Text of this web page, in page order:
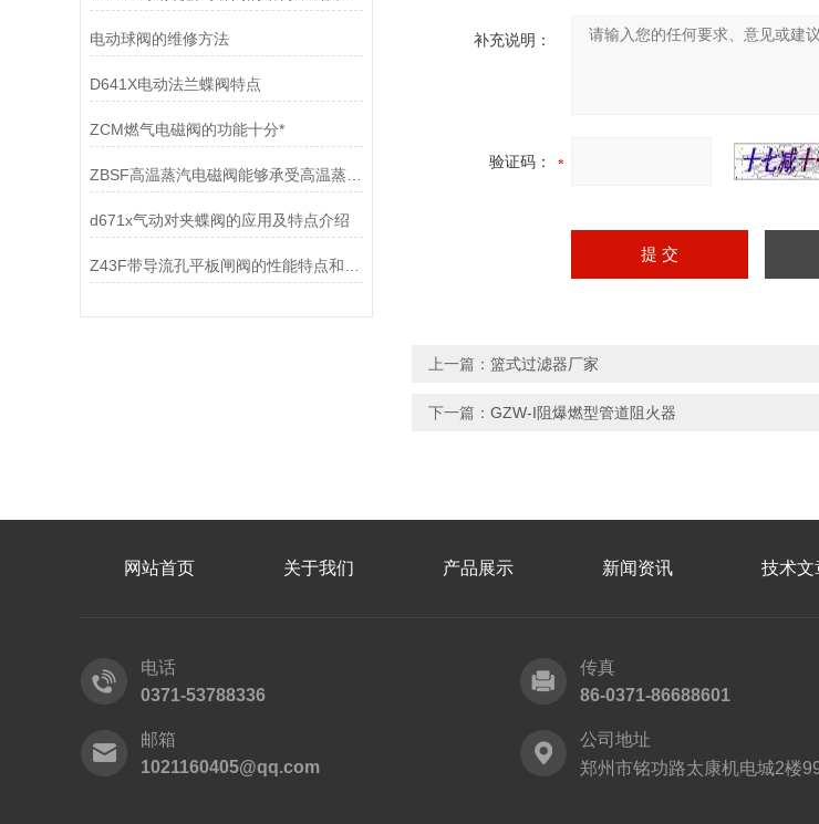
电动球阀的维修方法
D641X电动法兰蝶阀特点
ZCM燃气电磁阀的功能十分*
ZBSF高温蒸汽电磁阀能够承受高温蒸汽的冲击和腐蚀
d671x气动对夹蝶阀的应用及特点介绍
补充说明：
验证码：
上一篇： 篮式过滤器厂家
下一篇： GZW-I阻爆燃型管道阻火器
网站首页 关于我们 产品展示 新闻资讯 技术文
电话
0371-53788336
传真
86-0371-86688601
邮箱
1021160405@qq.com
公司地址
郑州市铭功路太康机电城2楼